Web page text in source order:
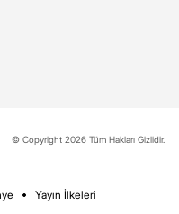
© Copyright 2026 Tüm Hakları Gizlidir.
Yayın İlkeleri